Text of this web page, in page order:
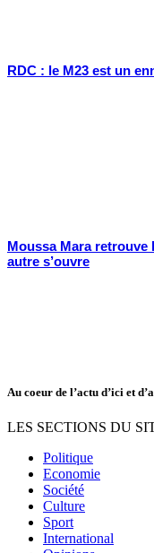
RDC : le M23 est un
Moussa Mara retrouve
autre s’ouvre
Au coeur de l’actu d’ici et
LES SECTIONS DU
Politique
Economie
Société
Culture
Sport
International